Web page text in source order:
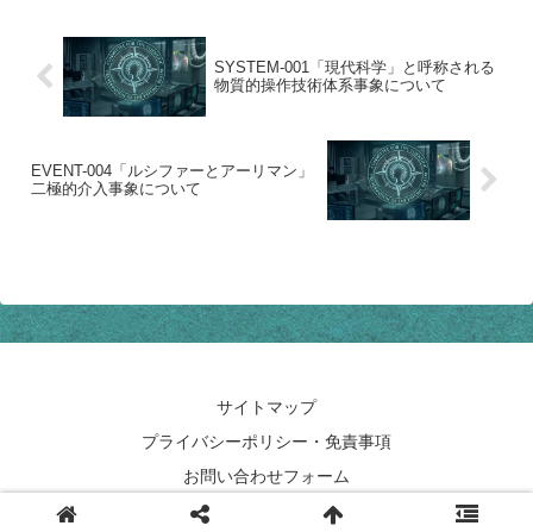
SYSTEM-001「現代科学」と呼称される
物質的操作技術体系事象について
EVENT-004「ルシファーとアーリマン」
二極的介入事象について
サイトマップ
プライバシーポリシー・免責事項
お問い合わせフォーム
© 2022 私が灰になり、お前も灰になる。ここは更地.